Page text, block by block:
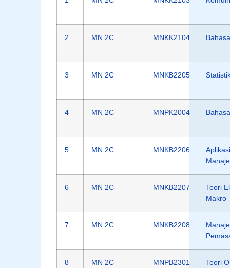
2 MN 2C MNKK2104
3 MN 2C MNKB2205
4 MN 2C MNPK2004
5 MN 2C MNKB2206
Aplikasi
6 MN 2C MNKB2207
Teori
Makro
7 MN 2C MNKB2208
8 MN 2C MNPB2301 Teori